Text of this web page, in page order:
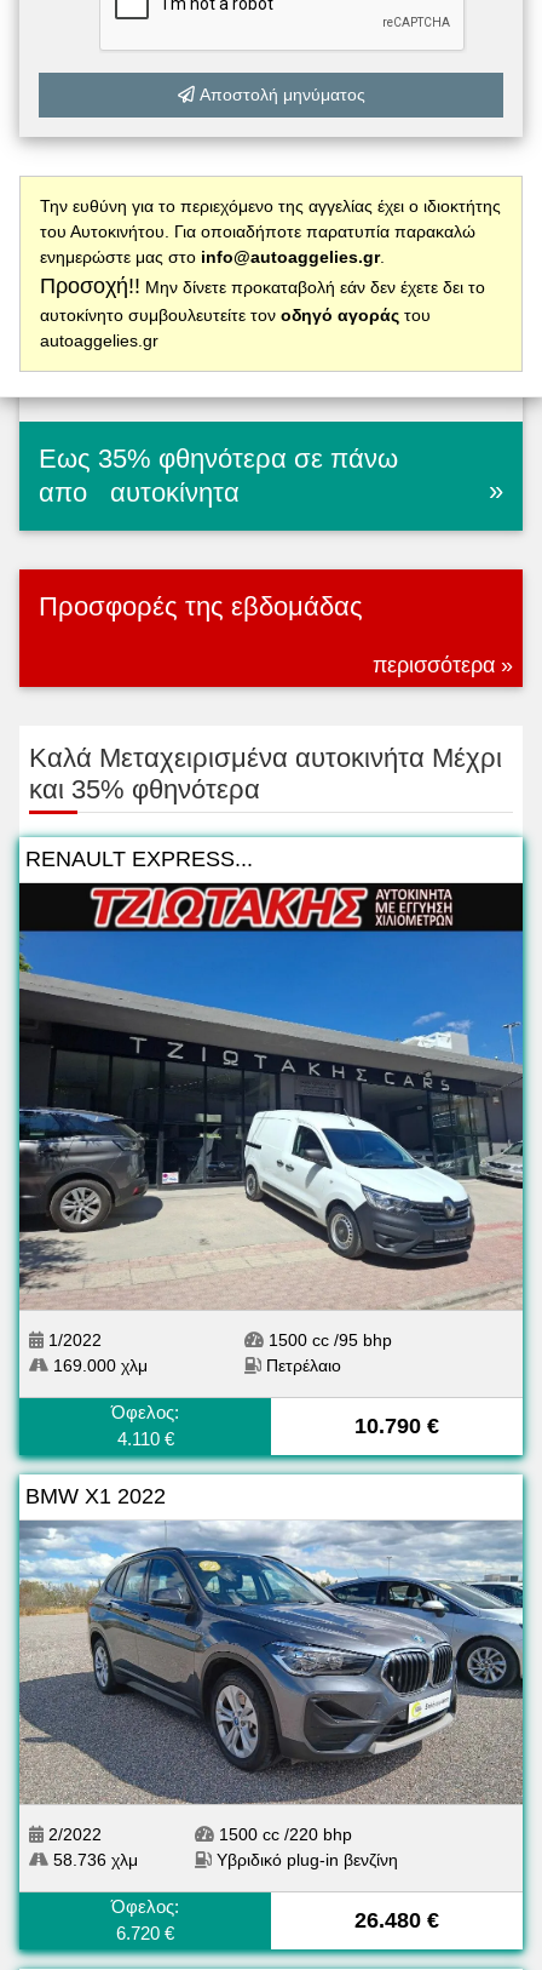
Αποστολή μηνύματος
Την ευθύνη για το περιεχόμενο της αγγελίας έχει ο ιδιοκτήτης
του Αυτοκινήτου. Για οποιαδήποτε παρατυπία παρακαλώ
ενημερώστε μας στο info@autoaggelies.gr.
Προσοχή!! Μην δίνετε προκαταβολή εάν δεν έχετε δει το
αυτοκίνητο συμβουλευτείτε τον οδηγό αγοράς του
autoaggelies.gr
Εως 35% φθηνότερα σε πάνω
απο
αυτοκίνητα »
Προσφορές της εβδομάδας
περισσότερα »
Kαλά Μεταχειρισμένα αυτοκινήτα Μέχρι
και 35% φθηνότερα
RENAULT EXPRESS...
1/2022
169.000 χλμ
1500 cc /95 bhp
Πετρέλαιο
Όφελος:
4.110 €
10.790 €
BMW X1 2022
2/2022
58.736 χλμ
1500 cc /220 bhp
Υβριδικό plug-in βενζίνη
Όφελος:
6.720 €
26.480 €